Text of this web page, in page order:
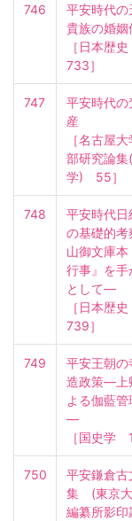
746
平安時代の
貴族の婚姻
［日本歴史
733］
747
平安時代の
産
［名古屋
部研究論集
学)　55］
748
平安時代日
の基礎的
山御文庫本
行事』を手
として―
［日本歴史
739］
749
平安王朝の
造政策―上
よる伽藍管
―
［国史学　
750
平安鎌倉古
集　(東京
編纂所影